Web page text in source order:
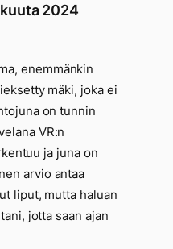
2024
enemmänkin
mäki, joka ei
on tunnin
VR:n
ja juna on
arvio antaa
liput, mutta haluan
jotta saan ajan